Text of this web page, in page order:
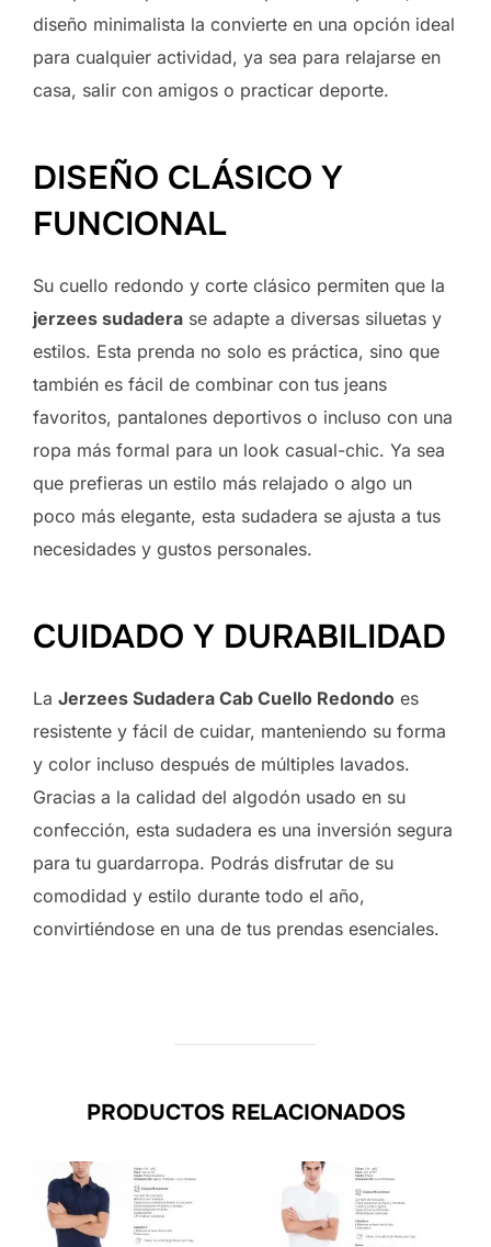
diseño minimalista la convierte en una opción ideal
para cualquier actividad, ya sea para relajarse en
casa, salir con amigos o practicar deporte.
DISEÑO CLÁSICO Y
FUNCIONAL
Su cuello redondo y corte clásico permiten que la
jerzees sudadera se adapte a diversas siluetas y
estilos. Esta prenda no solo es práctica, sino que
también es fácil de combinar con tus jeans
favoritos, pantalones deportivos o incluso con una
ropa más formal para un look casual-chic. Ya sea
que prefieras un estilo más relajado o algo un
poco más elegante, esta sudadera se ajusta a tus
necesidades y gustos personales.
CUIDADO Y DURABILIDAD
La Jerzees Sudadera Cab Cuello Redondo es
resistente y fácil de cuidar, manteniendo su forma
y color incluso después de múltiples lavados.
Gracias a la calidad del algodón usado en su
confección, esta sudadera es una inversión segura
para tu guardarropa. Podrás disfrutar de su
comodidad y estilo durante todo el año,
convirtiéndose en una de tus prendas esenciales.
PRODUCTOS RELACIONADOS